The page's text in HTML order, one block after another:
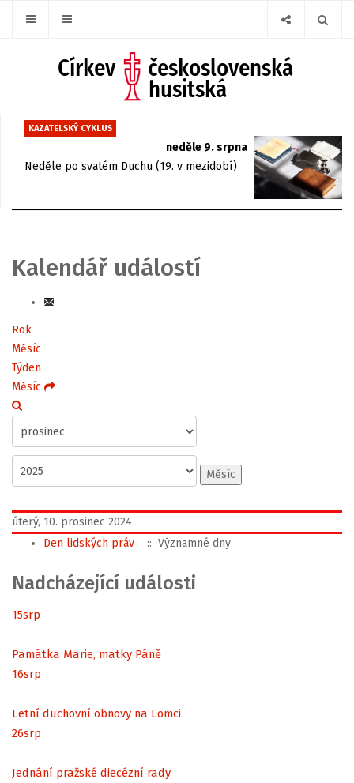
KAZATELSKÝ CYKLUS
neděle 9. srpna
Neděle po svatém Duchu (19. v mezidobí)
Kalendář událostí
Rok
Měsíc
Týden
Měsíc
Měsíc
úterý, 10. prosinec 2024
Den lidských práv
:: Významné dny
Nadcházející události
15srp
Památka Marie, matky Páně
16srp
Letní duchovní obnovy na Lomci
26srp
Jednání pražské diecézní rady